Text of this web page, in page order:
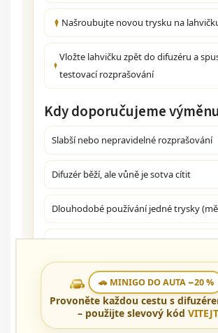
🚗 MINIGO DO AUTA −20 %
Provoněte každou cestu s
– použijte slevový kód
Našroubujte novou trysku na
Vložte lahvičku zpět do difuzéru a
testovací rozprašování
Kdy doporučujeme výměnu
Slabší nebo nepravidelné rozprašování
Difuzér běží, ale vůně je sotva cítit
Dlouhodobé používání jedné trysky
Používání hustších nebo speciálních
olejů
Tip:Pokud difuzér GLOW funguje, ale
téměř žádnou vůni, bývá nejrychlejším